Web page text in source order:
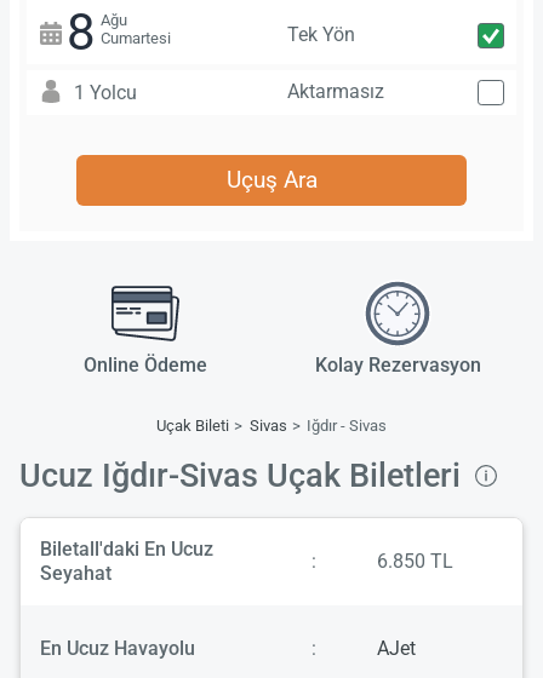
8 Ağu
Cumartesi
Tek Yön
1 Yolcu Aktarmasız
Uçuş Ara
Online Ödeme Kolay Rezervasyon
Uçak Bileti Sivas Iğdır - Sivas
Ucuz Iğdır-Sivas Uçak Biletleri
Biletall'daki En Ucuz
Seyahat
: 6.850 TL
En Ucuz Havayolu : AJet